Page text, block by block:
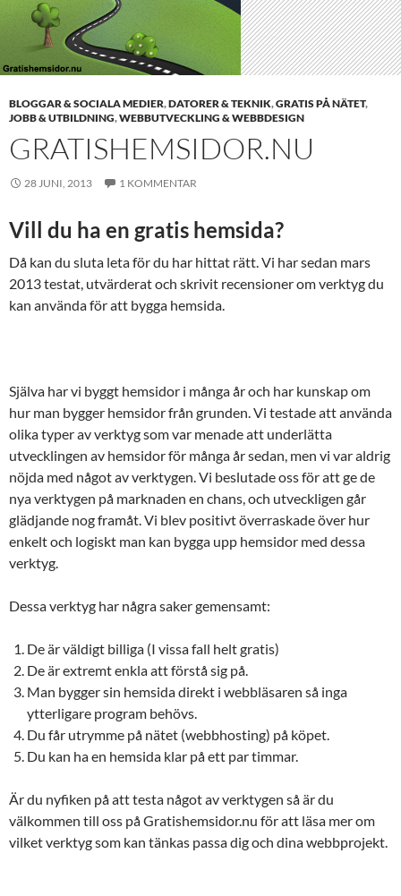
BLOGGAR & SOCIALA MEDIER,DATORER & TEKNIK,GRATIS PÅ NÄTET,
JOBB & UTBILDNING,WEBBUTVECKLING & WEBBDESIGN
GRATISHEMSIDOR.NU
28 JUNI, 2013 1 KOMMENTAR
Vill du ha en gratis hemsida?
Då kan du sluta leta för du har hittat rätt. Vi har sedan mars
2013 testat, utvärderat och skrivit recensioner om verktyg du
kan använda för att bygga hemsida.
Själva har vi byggt hemsidor i många år och har kunskap om
hur man bygger hemsidor från grunden. Vi testade att använda
olika typer av verktyg som var menade att underlätta
utvecklingen av hemsidor för många år sedan, men vi var aldrig
nöjda med något av verktygen. Vi beslutade oss för att ge de
nya verktygen på marknaden en chans, och utveckligen går
glädjande nog framåt. Vi blev positivt överraskade över hur
enkelt och logiskt man kan bygga upp hemsidor med dessa
verktyg.
Dessa verktyg har några saker gemensamt:
De är väldigt billiga (I vissa fall helt gratis)
De är extremt enkla att förstå sig på.
Man bygger sin hemsida direkt i webbläsaren så inga
ytterligare program behövs.
Du får utrymme på nätet (webbhosting) på köpet.
Du kan ha en hemsida klar på ett par timmar.
Är du nyfiken på att testa något av verktygen så är du
välkommen till oss på Gratishemsidor.nu för att läsa mer om
vilket verktyg som kan tänkas passa dig och dina webbprojekt.